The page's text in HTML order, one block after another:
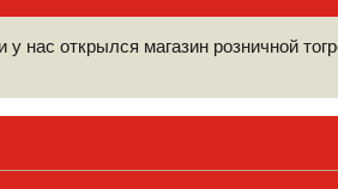
открылся магазин розничной